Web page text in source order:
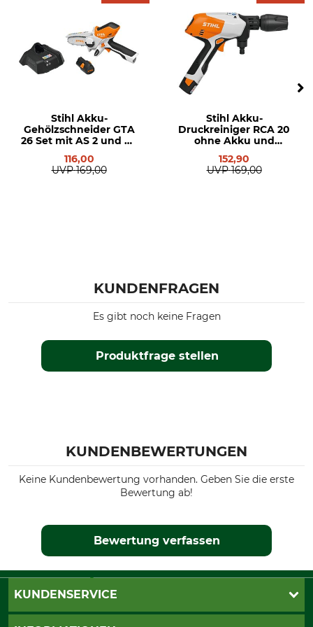
Stihl Akku-
Gehölzschneider GTA
26 Set mit AS 2 und AL
116,00
UVP 169,00
Stihl Akku-
Druckreiniger RCA 20
ohne Akku und
152,90
UVP 169,00
KUNDENFRAGEN
Produktfrage stellen
Es gibt noch keine Fragen
KUNDENBEWERTUNGEN
Keine Kundenbewertung vorhanden. Geben Sie die erste
Bewertung ab!
Bewertung verfassen
KUNDENSERVICE